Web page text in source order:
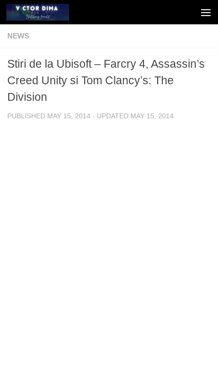
Skip to content
NEWS
Stiri de la Ubisoft – Farcry 4, Assassin’s
Creed Unity si Tom Clancy’s: The
Division
PUBLISHED MAY 15, 2014 · UPDATED MAY 15, 2014